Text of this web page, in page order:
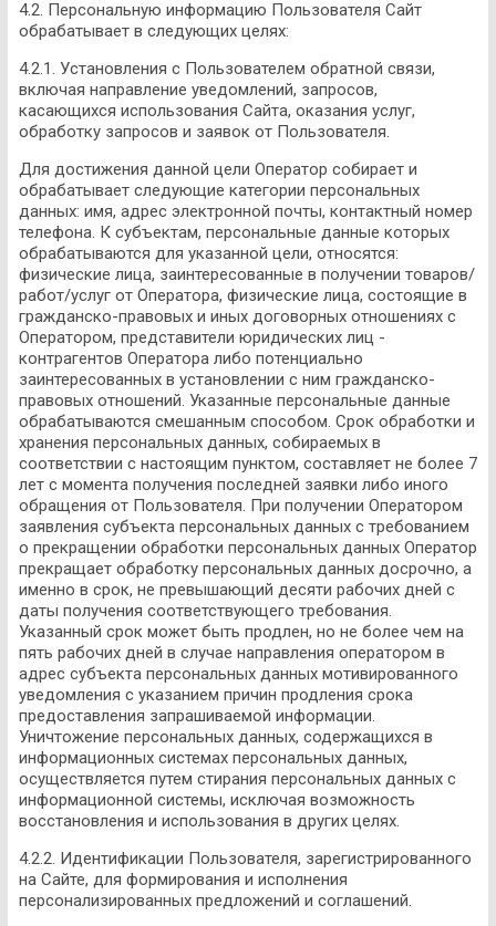
4.2. Персональную информацию Пользователя Сайт
обрабатывает в следующих целях:
4.2.1. Установления с Пользователем обратной связи,
включая направление уведомлений, запросов,
касающихся использования Сайта, оказания услуг,
обработку запросов и заявок от Пользователя.
Для достижения данной цели Оператор собирает и
обрабатывает следующие категории персональных
данных: имя, адрес электронной почты, контактный номер
телефона. К субъектам, персональные данные которых
обрабатываются для указанной цели, относятся:
физические лица, заинтересованные в получении товаров/
работ/услуг от Оператора, физические лица, состоящие в
гражданско-правовых и иных договорных отношениях с
Оператором, представители юридических лиц -
контрагентов Оператора либо потенциально
заинтересованных в установлении с ним гражданско-
правовых отношений. Указанные персональные данные
обрабатываются смешанным способом. Срок обработки и
хранения персональных данных, собираемых в
соответствии с настоящим пунктом, составляет не более 7
лет с момента получения последней заявки либо иного
обращения от Пользователя. При получении Оператором
заявления субъекта персональных данных с требованием
о прекращении обработки персональных данных Оператор
прекращает обработку персональных данных досрочно, а
именно в срок, не превышающий десяти рабочих дней с
даты получения соответствующего требования.
Указанный срок может быть продлен, но не более чем на
пять рабочих дней в случае направления оператором в
адрес субъекта персональных данных мотивированного
уведомления с указанием причин продления срока
предоставления запрашиваемой информации.
Уничтожение персональных данных, содержащихся в
информационных системах персональных данных,
осуществляется путем стирания персональных данных с
информационной системы, исключая возможность
восстановления и использования в других целях.
4.2.2. Идентификации Пользователя, зарегистрированного
на Сайте, для формирования и исполнения
персонализированных предложений и соглашений.